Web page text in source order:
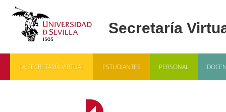
LA SECRETARÍA VIRTUAL ESTUDIANTES PERSONAL